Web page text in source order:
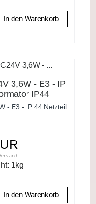
3,6W - E3 - IP
IP44
- E3 - IP 44 Netzteil
1kg